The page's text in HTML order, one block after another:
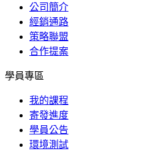
公司簡介
經銷通路
策略聯盟
合作提案
學員專區
我的課程
寄發進度
學員公告
環境測試